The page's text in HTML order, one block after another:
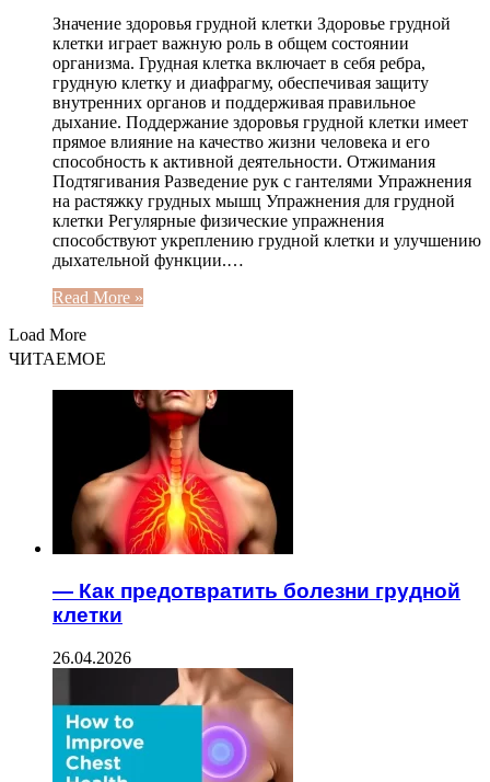
Значение здоровья грудной клетки Здоровье грудной
клетки играет важную роль в общем состоянии
организма. Грудная клетка включает в себя ребра,
грудную клетку и диафрагму, обеспечивая защиту
внутренних органов и поддерживая правильное
дыхание. Поддержание здоровья грудной клетки имеет
прямое влияние на качество жизни человека и его
способность к активной деятельности. Отжимания
Подтягивания Разведение рук с гантелями Упражнения
на растяжку грудных мышц Упражнения для грудной
клетки Регулярные физические упражнения
способствуют укреплению грудной клетки и улучшению
дыхательной функции.…
Read More »
Load More
ЧИТАЕМОЕ
— Как предотвратить болезни грудной
клетки
26.04.2026